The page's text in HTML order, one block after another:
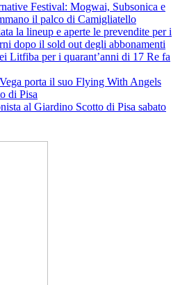
Festival: Mogwai, Subsonica e
il palco di Camigliatello
la lineup e aperte le prevendite per i
dopo il sold out degli abbonamenti
Litfiba per i quarant’anni di 17 Re fa
porta il suo Flying With Angels
di Pisa
al Giardino Scotto di Pisa sabato